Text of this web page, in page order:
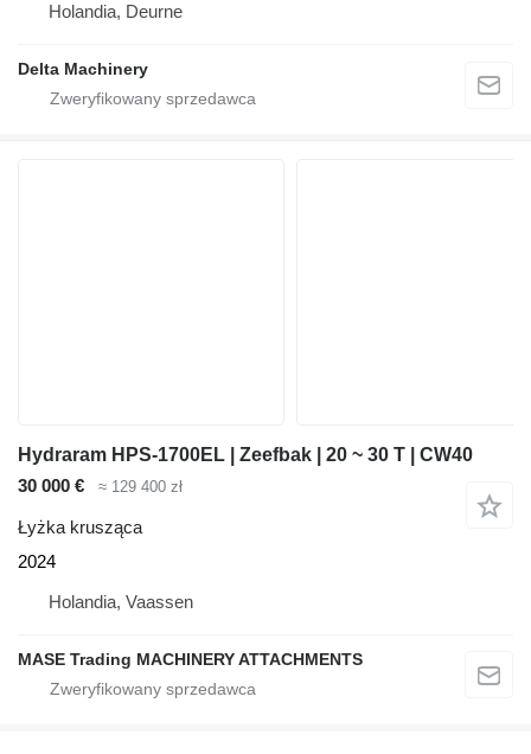
Holandia, Deurne
Delta Machinery
Hydraram HPS-1700EL | Zeefbak | 20 ~ 30 T | CW40
30 000 €
≈ 129 400 zł
Łyżka krusząca
2024
Holandia, Vaassen
MASE Trading MACHINERY ATTACHMENTS